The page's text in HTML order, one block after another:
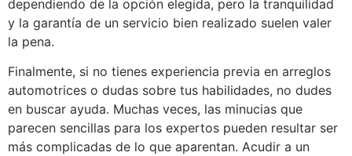
dependiendo de la opción elegida, pero la tranquilidad
y la garantía de un servicio bien realizado suelen valer
la pena.
Finalmente, si no tienes experiencia previa en arreglos
automotrices o dudas sobre tus habilidades, no dudes
en buscar ayuda. Muchas veces, las minucias que
parecen sencillas para los expertos pueden resultar ser
más complicadas de lo que aparentan. Acudir a un